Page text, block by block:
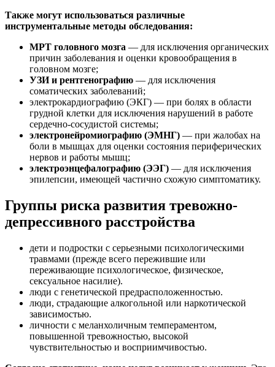
Также могут использоваться различные
инструментальные методы обследования:
МРТ головного мозга — для исключения органических
причин заболевания и оценки кровообращения в
головном мозге;
УЗИ и рентгенографию — для исключения
соматических заболеваний;
электрокардиографию (ЭКГ) — при болях в области
грудной клетки для исключения нарушений в работе
сердечно-сосудистой системы;
электронейромиографию (ЭМНГ) — при жалобах на
боли в мышцах для оценки состояния периферических
нервов и работы мышц;
электроэнцефалографию (ЭЭГ) — для исключения
эпилепсии, имеющей частично схожую симптоматику.
Группы риска развития тревожно-
депрессивного расстройства
дети и подростки с серьезными психологическими
травмами (прежде всего пережившие или
переживающие психологическое, физическое,
сексуальное насилие).
люди с генетической предрасположенностью.
люди, страдающие алкогольной или наркотической
зависимостью.
личности с меланхоличным темпераментом,
повышенной тревожностью, высокой
чувствительностью и восприимчивостью.